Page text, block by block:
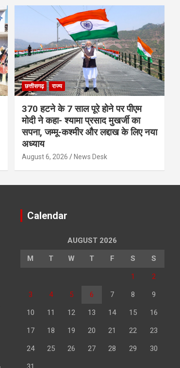
छत्तीसगढ़ राज्य
370 हटने के 7 साल पूरे होने पर पीएम
मोदी ने कहा- श्यामा प्रसाद मुखर्जी का
सपना, जम्मू-कश्मीर और लद्दाख के लिए नया
अध्याय
August 6, 2026 News Desk
Calendar
AUGUST 2026
M T W T F S S
1 2
3 4 5 6 7 8 9
10 11 12 13 14 15 16
17 18 19 20 21 22 23
24 25 26 27 28 29 30